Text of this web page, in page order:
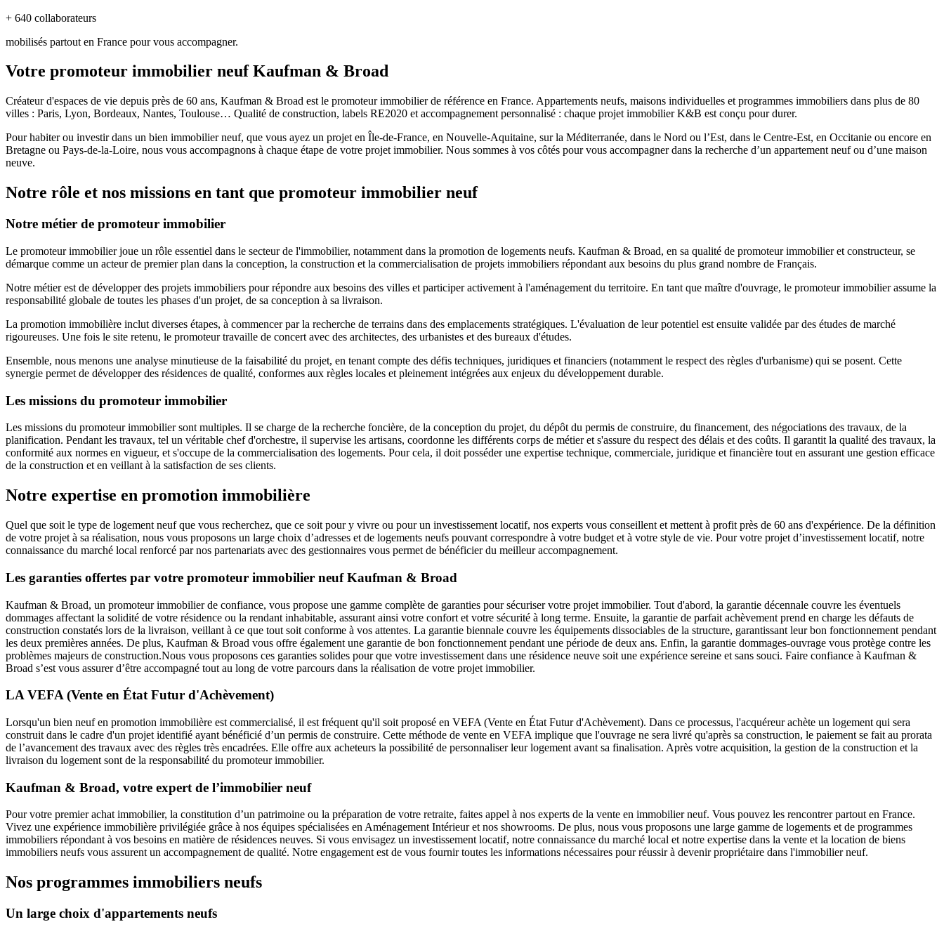
+ 640 collaborateurs
mobilisés partout en France pour vous accompagner.
Votre promoteur immobilier neuf Kaufman & Broad
Créateur d'espaces de vie depuis près de 60 ans, Kaufman & Broad est le promoteur immobilier de référence en France. Appartements neufs, maisons individuelles et programmes immobiliers dans plus de 80
villes : Paris, Lyon, Bordeaux, Nantes, Toulouse… Qualité de construction, labels RE2020 et accompagnement personnalisé : chaque projet immobilier K&B est conçu pour durer.
Pour habiter ou investir dans un bien immobilier neuf, que vous ayez un projet en Île-de-France, en Nouvelle-Aquitaine, sur la Méditerranée, dans le Nord ou l’Est, dans le Centre-Est, en Occitanie ou encore en
Bretagne ou Pays-de-la-Loire, nous vous accompagnons à chaque étape de votre projet immobilier. Nous sommes à vos côtés pour vous accompagner dans la recherche d’un appartement neuf ou d’une maison
neuve.
Notre rôle et nos missions en tant que promoteur immobilier neuf
Notre métier de promoteur immobilier
Le promoteur immobilier joue un rôle essentiel dans le secteur de l'immobilier, notamment dans la promotion de logements neufs. Kaufman & Broad, en sa qualité de promoteur immobilier et constructeur, se
démarque comme un acteur de premier plan dans la conception, la construction et la commercialisation de projets immobiliers répondant aux besoins du plus grand nombre de Français.
Notre métier est de développer des projets immobiliers pour répondre aux besoins des villes et participer activement à l'aménagement du territoire. En tant que maître d'ouvrage, le promoteur immobilier assume la
responsabilité globale de toutes les phases d'un projet, de sa conception à sa livraison.
La promotion immobilière inclut diverses étapes, à commencer par la recherche de terrains dans des emplacements stratégiques. L'évaluation de leur potentiel est ensuite validée par des études de marché
rigoureuses. Une fois le site retenu, le promoteur travaille de concert avec des architectes, des urbanistes et des bureaux d'études.
Ensemble, nous menons une analyse minutieuse de la faisabilité du projet, en tenant compte des défis techniques, juridiques et financiers (notamment le respect des règles d'urbanisme) qui se posent. Cette
synergie permet de développer des résidences de qualité, conformes aux règles locales et pleinement intégrées aux enjeux du développement durable.
Les missions du promoteur immobilier
Les missions du promoteur immobilier sont multiples. Il se charge de la recherche foncière, de la conception du projet, du dépôt du permis de construire, du financement, des négociations des travaux, de la
planification. Pendant les travaux, tel un véritable chef d'orchestre, il supervise les artisans, coordonne les différents corps de métier et s'assure du respect des délais et des coûts. Il garantit la qualité des travaux, la
conformité aux normes en vigueur, et s'occupe de la commercialisation des logements. Pour cela, il doit posséder une expertise technique, commerciale, juridique et financière tout en assurant une gestion efficace
de la construction et en veillant à la satisfaction de ses clients.
Notre expertise en promotion immobilière
Quel que soit le type de logement neuf que vous recherchez, que ce soit pour y vivre ou pour un investissement locatif, nos experts vous conseillent et mettent à profit près de 60 ans d'expérience. De la définition
de votre projet à sa réalisation, nous vous proposons un large choix d’adresses et de logements neufs pouvant correspondre à votre budget et à votre style de vie. Pour votre projet d’investissement locatif, notre
connaissance du marché local renforcé par nos partenariats avec des gestionnaires vous permet de bénéficier du meilleur accompagnement.
Les garanties offertes par votre promoteur immobilier neuf Kaufman & Broad
Kaufman & Broad, un promoteur immobilier de confiance, vous propose une gamme complète de garanties pour sécuriser votre projet immobilier. Tout d'abord, la garantie décennale couvre les éventuels
dommages affectant la solidité de votre résidence ou la rendant inhabitable, assurant ainsi votre confort et votre sécurité à long terme. Ensuite, la garantie de parfait achèvement prend en charge les défauts de
construction constatés lors de la livraison, veillant à ce que tout soit conforme à vos attentes. La garantie biennale couvre les équipements dissociables de la structure, garantissant leur bon fonctionnement pendant
les deux premières années. De plus, Kaufman & Broad vous offre également une garantie de bon fonctionnement pendant une période de deux ans. Enfin, la garantie dommages-ouvrage vous protège contre les
problèmes majeurs de construction.Nous vous proposons ces garanties solides pour que votre investissement dans une résidence neuve soit une expérience sereine et sans souci. Faire confiance à Kaufman &
Broad s’est vous assurer d’être accompagné tout au long de votre parcours dans la réalisation de votre projet immobilier.
LA VEFA (Vente en État Futur d'Achèvement)
Lorsqu'un bien neuf en promotion immobilière est commercialisé, il est fréquent qu'il soit proposé en VEFA (Vente en État Futur d'Achèvement). Dans ce processus, l'acquéreur achète un logement qui sera
construit dans le cadre d'un projet identifié ayant bénéficié d’un permis de construire. Cette méthode de vente en VEFA implique que l'ouvrage ne sera livré qu'après sa construction, le paiement se fait au prorata
de l’avancement des travaux avec des règles très encadrées. Elle offre aux acheteurs la possibilité de personnaliser leur logement avant sa finalisation. Après votre acquisition, la gestion de la construction et la
livraison du logement sont de la responsabilité du promoteur immobilier.
Kaufman & Broad, votre expert de l’immobilier neuf
Pour votre premier achat immobilier, la constitution d’un patrimoine ou la préparation de votre retraite, faites appel à nos experts de la vente en immobilier neuf. Vous pouvez les rencontrer partout en France.
Vivez une expérience immobilière privilégiée grâce à nos équipes spécialisées en Aménagement Intérieur et nos showrooms. De plus, nous vous proposons une large gamme de logements et de programmes
immobiliers répondant à vos besoins en matière de résidences neuves. Si vous envisagez un investissement locatif, notre connaissance du marché local et notre expertise dans la vente et la location de biens
immobiliers neufs vous assurent un accompagnement de qualité. Notre engagement est de vous fournir toutes les informations nécessaires pour réussir à devenir propriétaire dans l'immobilier neuf.
Nos programmes immobiliers neufs
Un large choix d'appartements neufs